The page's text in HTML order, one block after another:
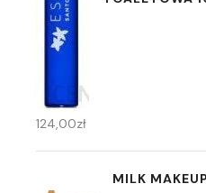
124,00zł
MILK